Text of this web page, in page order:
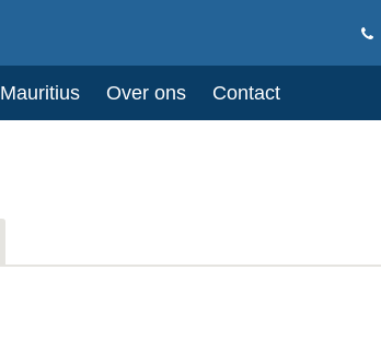
Mauritius Over ons Contact